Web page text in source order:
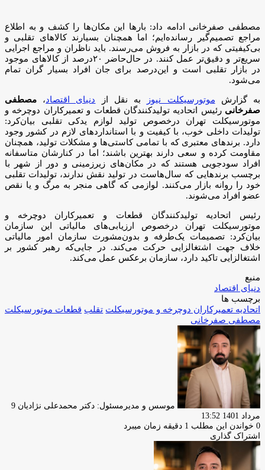
مصطفی صفرخانی ادامه داد: بارها این مکان‌ها را کشف و به اطلاع
مراجع تصمیم‌گیر رسانده‌ایم؛ اما همچنان بسیارند کالاهای تقلبی و
بی‌کیفیتی که در بازار به فروش می‌رسند. باید ناظران و مراجع اجرایی
سریع‌تر و دقیق‌تر عمل کنند. در حال‌حاضر ۲۰‌درصد از کالاهای موجود
در بازار تقلبی است و این‌درصد برای جان افراد بسیار گران تمام
می‌شود.
به گزارش موتورسیکلت نیوز به نقل از دنیای اقتصاد، مصطفی
صفرخانی رئیس اتحادیه تولیدکنندگان قطعات و تعمیرکاران دوچرخه و
موتورسیکلت تهران درخصوص تولید لوازم یدکی تقلبی بیان‌کرد:
تولیدات داخلی خوب، با کیفیت و با استانداردهای لازم در کشور وجود
دارد. برندهای معتبری که با تمامی کاستی‌ها و مشکلات تولید، همچنان
مقاومت کرده و سعی دارند بهترین باشند؛ اما در کنارشان متاسفانه
افراد سودجویی هستند که در مکان‌های زیر‌زمینی و دور از شهر با
برچسب برندهایی که سال‌هاست در تولید نقش ندارند، تولیدات تقلبی
خود را روانه بازار می‌کنند. لوازمی که گاهی منجر به مرگ و یا نقص
عضو افراد می‌شوند.
رئیس اتحادیه تولیدکنندگان قطعات و تعمیرکاران دوچرخه و
موتورسیکلت تهران درخصوص ارزیابی‌های مالیاتی این سازمان
بیان‌کرد: تصمیمات یک‌طرفه و بدون‌مشورت سازمان امور مالیاتی
خلاف جهت اشتغال‎زایی حرکت می‌کند. در جایی‌که رهبر کشور بر
اشتغالزایی تاکید دارد، سازمان برعکس عمل می‌کند.
منبع
دنیای اقتصاد
برچسب ها
اتحادیه تعمیرکاران دوچرخه و موتورسیکلت تقلب قطعات موتورسیکلت
مصطفی صفرخانی
موسس و مدیرمسئول: دکتر محمدعلی نژادیان 9
مرداد 1401 13:52
0 خواندن این مطلب 1 دقیقه زمان میبرد
اشتراک گذاری
فیس
بوک
توئیتر
لینکدین
واتس
آپ
تلگرام
اشتراک
گذاری
چاپ